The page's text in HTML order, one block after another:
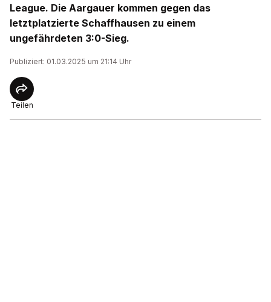
League. Die Aargauer kommen gegen das
letztplatzierte Schaffhausen zu einem
ungefährdeten 3:0-Sieg.
Publiziert: 01.03.2025 um 21:14 Uhr
Teilen